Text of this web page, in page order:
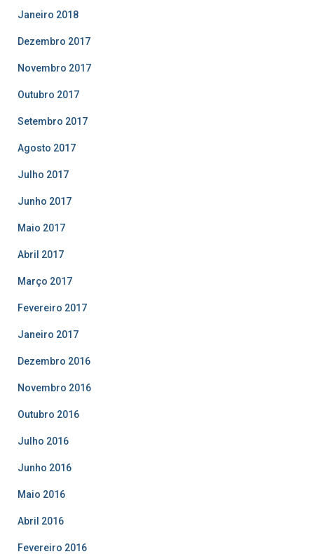
Janeiro 2018
Dezembro 2017
Novembro 2017
Outubro 2017
Setembro 2017
Agosto 2017
Julho 2017
Junho 2017
Maio 2017
Abril 2017
Março 2017
Fevereiro 2017
Janeiro 2017
Dezembro 2016
Novembro 2016
Outubro 2016
Julho 2016
Junho 2016
Maio 2016
Abril 2016
Fevereiro 2016